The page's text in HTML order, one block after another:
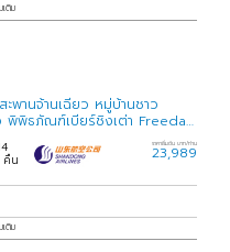
เติม
พานจ้านเฉียว หมู่บ้านชาว
พิพิธภัณฑ์เบียร์ชิงเต่า Freeday
คืน
ราคาเริ่มต้น บาท/ท่าน
23,989
เติม